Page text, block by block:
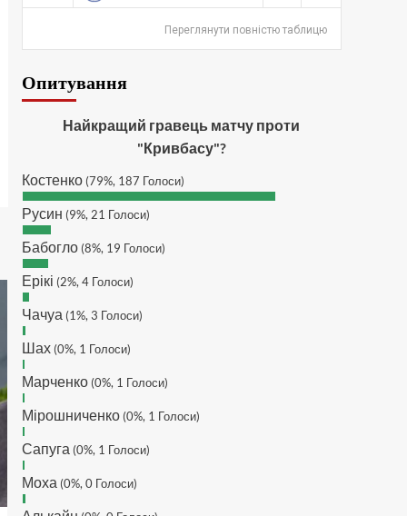
SVAT :Hatsyk, Куди можна
написати в особисті пару
можна на сайт скинути
криптою ltc?
Hatsyk:SVAT, телеграм,
пошта, вайбер, будь де) що
підходить? зараз скину.
SVAT :Hatsyk, Якщо зручно,
то завтра напишу в
інстаграм
Hatsyk : SVAT, без проблем
SVAT :
обмеження кинув в ТГ
DJGycle :Tamada
Makiavelli :
Всім привіт!
живий)
MaRiO :Трансфери такі шо
слів нема....все йде до
чергового провалу 🙁
на сайті. Вірю що чат і сайт
загалом буде ще
Переглянути повністю таблицю
Опитування
Найкращий гравець матчу проти
"Кривбасу"?
Костенко (79%, 187 Голоси)
Русин (9%, 21 Голоси)
Бабогло (8%, 19 Голоси)
Ерікі (2%, 4 Голоси)
Чачуа (1%, 3 Голоси)
Шах (0%, 1 Голоси)
Марченко (0%, 1 Голоси)
Мірошниченко (0%, 1 Голоси)
Сапуга (0%, 1 Голоси)
Моха (0%, 0 Голоси)